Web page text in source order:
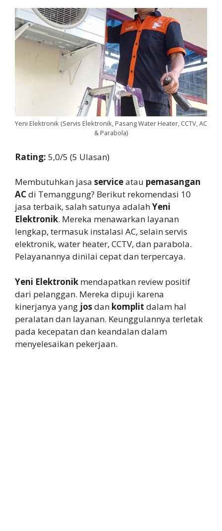
Yeni Elektronik (Servis Elektronik, Pasang Water Heater, CCTV, AC
& Parabola)
Rating: 5,0/5 (5 Ulasan)
Membutuhkan jasa serviceatau pemasangan
ACdi Temanggung? Berikut rekomendasi 10
jasa terbaik, salah satunya adalahYeni
Elektronik. Mereka menawarkan layanan
lengkap, termasuk instalasi AC, selain servis
elektronik, water heater, CCTV, dan parabola.
Pelayanannya dinilai cepat dan terpercaya.
Yeni Elektronik mendapatkan review positif
dari pelanggan. Mereka dipuji karena
kinerjanya yang josdan komplit dalam hal
peralatan dan layanan. Keunggulannya terletak
pada kecepatan dan keandalan dalam
menyelesaikan pekerjaan.